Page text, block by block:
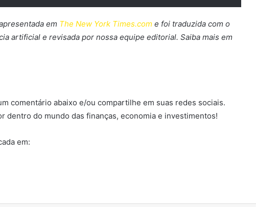
em The New York Times.com e foi traduzida com o
artificial e revisada por nossa equipe editorial. Saiba mais em
comentário abaixo e/ou compartilhe em suas redes sociais.
dentro do mundo das finanças, economia e investimentos!
em: